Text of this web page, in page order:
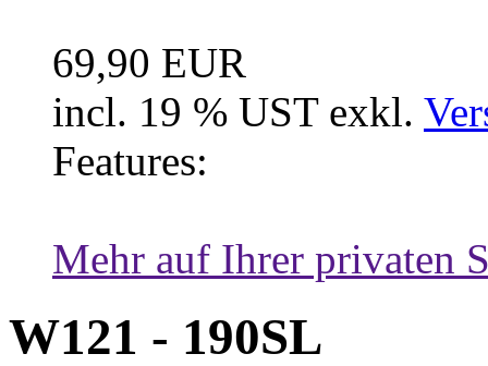
69,90 EUR
incl. 19 % UST exkl.
Features:
Mehr auf Ihrer privaten
W121 - 190SL